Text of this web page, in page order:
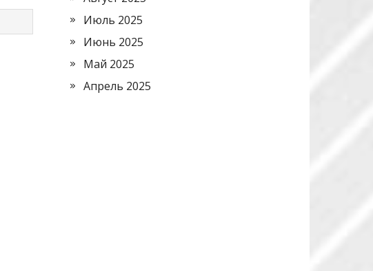
Июль 2025
Июнь 2025
Май 2025
Апрель 2025